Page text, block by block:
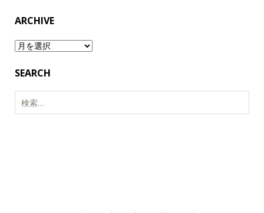
ARCHIVE
Archive
SEARCH
索: